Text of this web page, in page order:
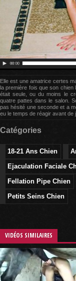
Elle est une amatrice certes
la première fois que son chien
était seule, ou du moins le
quatre pattes dans le salon.
pas hésité une seconde et a
eu le temps de réagir avant de
Catégories
18-21 Ans Chien
Ejaculation Faciale
Fellation Pipe Chien
Petits Seins Chien
VIDÉOS SIMILAIRES